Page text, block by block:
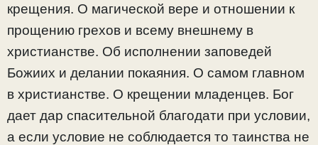
крещения. О магической вере и отношении к
прощению грехов и всему внешнему в
христианстве. Об исполнении заповедей
Божиих и делании покаяния. О самом главном
в христианстве. О крещении младенцев. Бог
дает дар спасительной благодати при условии,
а если условие не соблюдается то таинства не